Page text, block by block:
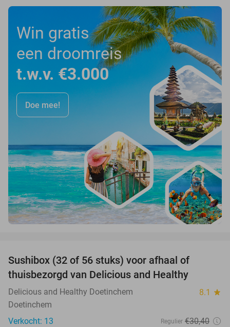
Win gratis
een droomreis
t.w.v. €3.000
Doe mee!
Sushibox (32 of 56 stuks) voor afhaal of
thuisbezorgd van Delicious and Healthy
Delicious and Healthy Doetinchem 8.1 star
Doetinchem
Verkocht: 13
Regulier €30,40